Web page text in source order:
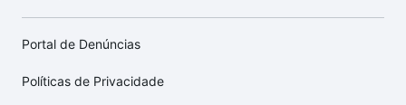
Portal de Denúncias
Políticas de Privacidade